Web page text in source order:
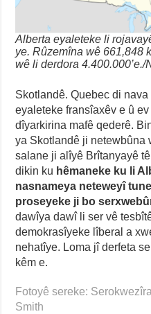
Alberta eyaleteke li
ye. Rûzemîna wê 661,848
wê li derdora 4.400.000’e./
Skotlandê. Quebec di
eyaleteke fransîaxêv e û
dîyarkirina mafê qederê.
ya Skotlandê ji netewbûna
salane ji alîyê Brîtanyayê
dikin ku hêmaneke ku li
nasnameya neteweyî
proseyeke ji bo
dawîya dawî li ser vê
demokrasîyeke lîberal a
nehatîye. Loma jî derfeta
kêm e.
Fotoyê sereke:
Smith